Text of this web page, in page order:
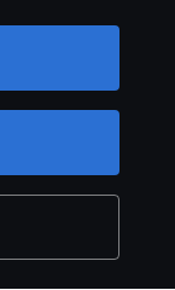
Voor een